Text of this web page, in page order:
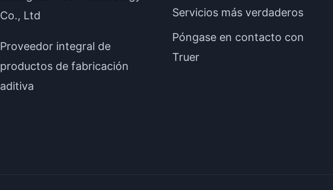
Co., Ltd
Proveedor integral de
productos de fabricación
aditiva
Servicios más verdaderos
Póngase en contacto con
Truer